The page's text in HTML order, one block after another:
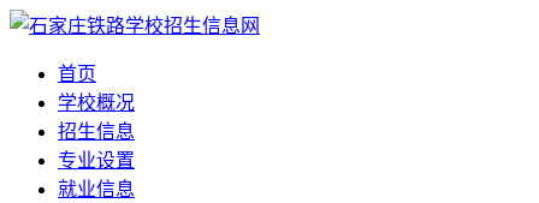
首页
学校概况
招生信息
专业设置
就业信息